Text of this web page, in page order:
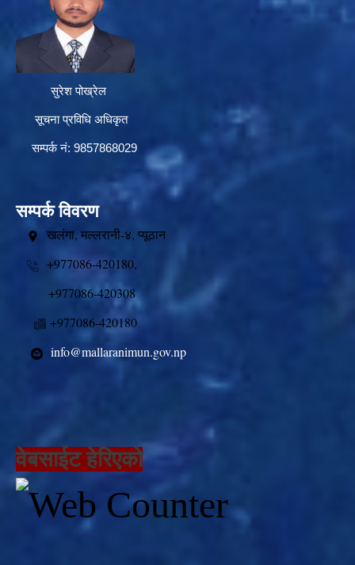
सुरेश पोख्रेल
सूचना प्रविधि अधिकृत
सम्पर्क नं: 9857868029
सम्पर्क विवरण
खलंगा, मल्लरानी-४, प्यूठान
+977086-420180,
+977086-420308
+977086-420180
info@mallaranimun.gov.np
वेबसाईट हेरिएको